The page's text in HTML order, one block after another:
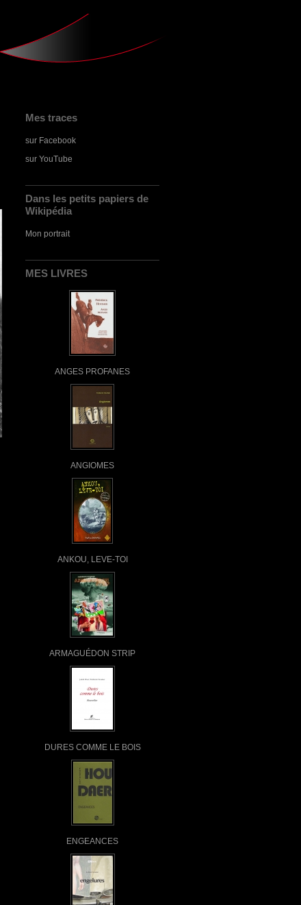
Mes traces
sur Facebook
sur YouTube
Dans les petits papiers de
Wikipédia
Mon portrait
MES LIVRES
ANGES PROFANES
ANGIOMES
ANKOU, LEVE-TOI
ARMAGUÉDON STRIP
DURES COMME LE BOIS
ENGEANCES